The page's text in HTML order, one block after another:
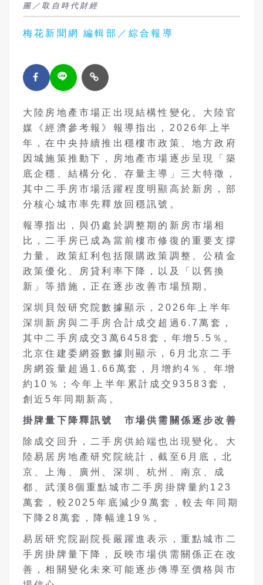
圖／取自時代財經
梅花新聞網 編輯部／綜合報導
大陸房地產市場正出現結構性變化。大陸官
媒《經濟參考報》報導指出，2026年上半
年，在中央持續推出穩樓市政策、地方政府
因城施策推動下，房地產市場逐步呈現「築
底企穩、結構分化、存量主導」三大特徵，
其中二手房市場活躍程度明顯高於新房，部
分核心城市率先釋放回穩訊號。
報導指出，與仍處於調整期的新房市場相
比，二手房已成為當前樓市修復的重要支撐
力量。政策紅利包括限購政策調整、公積金
政策優化、房貸利率下降，以及「以舊換
新」等措施，正在逐步改善市場預期。
深圳貝殼研究院數據顯示，2026年上半年
深圳新房與二手房合計成交超過6.7萬套，
其中二手房成交3萬6458套，年增5.5％。
北京住建委網簽數據則顯示，6月北京二手
房網簽量超過1.66萬套，月增約4％、年增
約10％；今年上半年累計成交93583套，
創近5年同期新高。
掛牌量下降釋訊號 市場供需關係逐步改善
除成交回升，二手房供給端也出現變化。大
陸易居房地產研究院統計，截至6月底，北
京、上海、廣州、深圳、杭州、南京、成
都、武漢8個重點城市二手房掛牌量約123
萬套，較2025年底減少9萬套，較去年同期
下降28萬套，降幅達19％。
易居研究院副院長嚴躍進表示，重點城市二
手房掛牌量下降，反映市場供需關係正在改
善，相關變化未來可能逐步傳導至價格與市